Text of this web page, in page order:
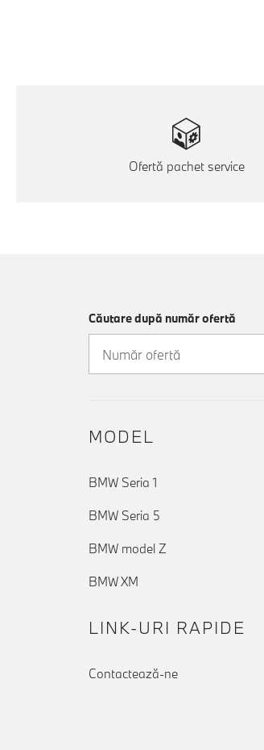
Ofertă pachet service
Căutare după număr ofertă
MODEL
BMW Seria 1
BMW Seria 5
BMW model Z
BMW XM
LINK-URI RAPIDE
Contactează-ne